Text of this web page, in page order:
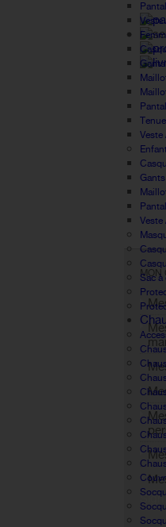
Veste
Veste
Veste
Sac
MON